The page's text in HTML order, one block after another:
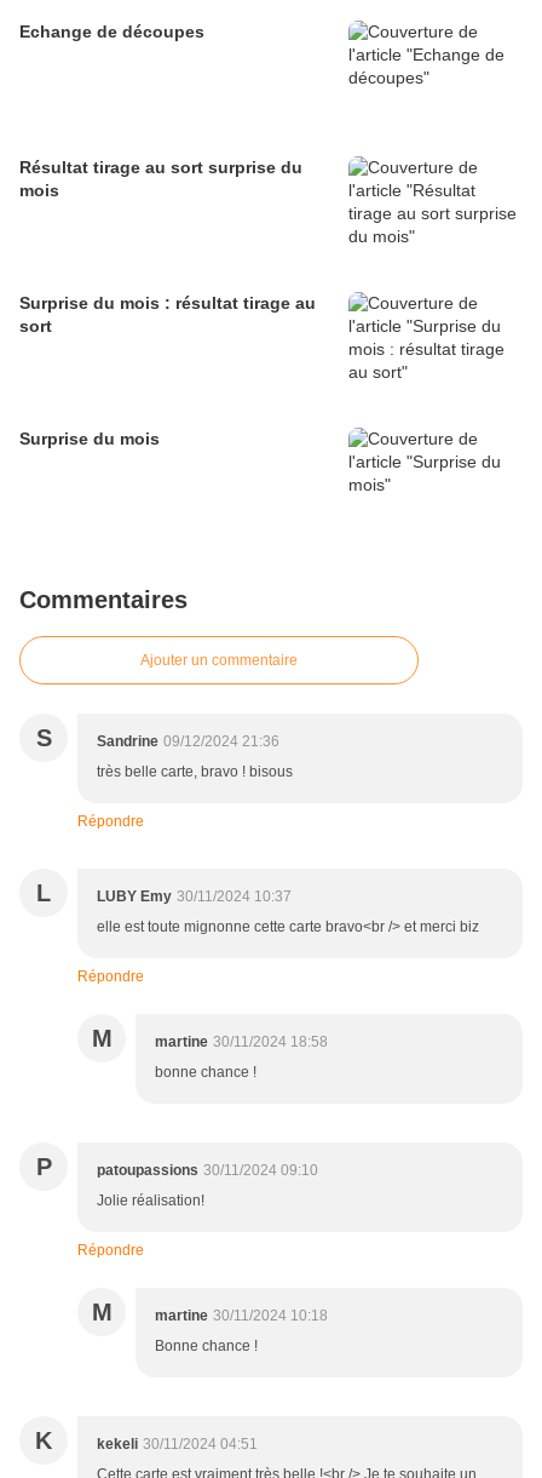
Echange de découpes
Résultat tirage au sort surprise du
mois
Surprise du mois : résultat tirage au
sort
Surprise du mois
Commentaires
Ajouter un commentaire
S Sandrine 09/12/2024 21:36
très belle carte, bravo ! bisous
Répondre
L LUBY Emy 30/11/2024 10:37
elle est toute mignonne cette carte bravo<br /> et merci biz
Répondre
M martine 30/11/2024 18:58
bonne chance !
P patoupassions 30/11/2024 09:10
Jolie réalisation!
Répondre
M martine 30/11/2024 10:18
Bonne chance !
K kekeli 30/11/2024 04:51
Cette carte est vraiment très belle !<br /> Je te souhaite un